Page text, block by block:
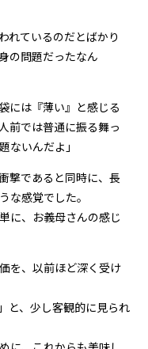
れているのだとばかり
の問題だったなん
には『薄い』と感じる
前では普通に振る舞っ
ないんだよ」
撃であると同時に、長
な感覚でした。
に、お義母さんの感じ
を、以前ほど深く受け
と、少し客観的に見られ